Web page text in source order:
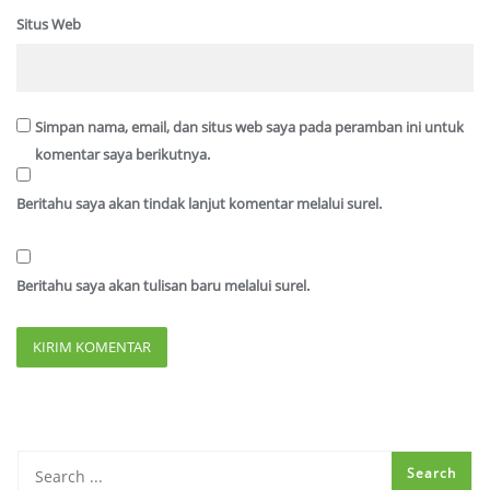
Situs Web
Simpan nama, email, dan situs web saya pada peramban ini untuk
komentar saya berikutnya.
Beritahu saya akan tindak lanjut komentar melalui surel.
Beritahu saya akan tulisan baru melalui surel.